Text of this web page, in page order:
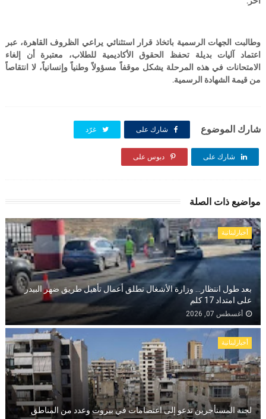
وطالبت الجهات الرسمية باتخاذ قرار استثنائي يراعي الظروف القاهرة، عبر
اعتماد آليات بديلة تحفظ الحقوق الأكاديمية للطلاب، معتبرة أن إلغاء
الامتحانات في هذه المرحلة يشكل موقفاً مسؤولاً وطنياً وإنسانياً، لا انتقاصاً
من قيمة الشهادة الرسمية.
شارك الموضوع شارك على غرّد
شارك على دبوس على
مواضيع ذات الصلة
أخبارلبنانية
بعد طول انتظار… وزارة الأشغال تطلق أعمال تأهيل طريق ضهر البيدر
على امتداد 17 كلم
أغسطس 07, 2026
أخبارلبنانية
لجنة المستأجرين تدعو إلى اعتصامات في بيروت وعدد من المناطق